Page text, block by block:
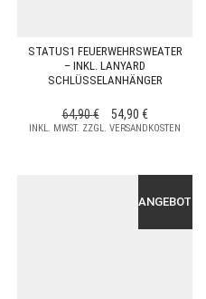
STATUS1 FEUERWEHRSWEATER
– INKL. LANYARD
SCHLÜSSELANHÄNGER
64,90€
URSPRÜNGLICHER
PREIS
54,90 €AKTUELLER
PREIS
INKL. MWST. ZZGL. VERSANDKOSTEN
ANGEBOT!